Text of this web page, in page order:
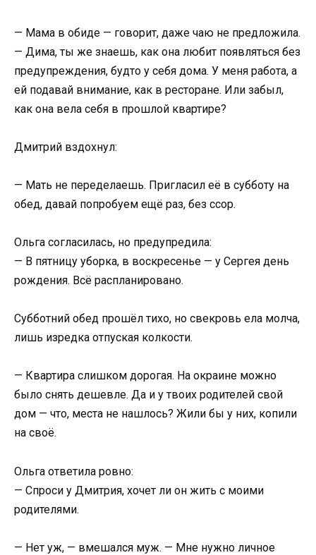
— Мама в обиде — говорит, даже чаю не предложила.
— Дима, ты же знаешь, как она любит появляться без
предупреждения, будто у себя дома. У меня работа, а
ей подавай внимание, как в ресторане. Или забыл,
как она вела себя в прошлой квартире?
Дмитрий вздохнул:
— Мать не переделаешь. Пригласил её в субботу на
обед, давай попробуем ещё раз, без ссор.
Ольга согласилась, но предупредила:
— В пятницу уборка, в воскресенье — у Сергея день
рождения. Всё распланировано.
Субботний обед прошёл тихо, но свекровь ела молча,
лишь изредка отпуская колкости.
— Квартира слишком дорогая. На окраине можно
было снять дешевле. Да и у твоих родителей свой
дом — что, места не нашлось? Жили бы у них, копили
на своё.
Ольга ответила ровно:
— Спроси у Дмитрия, хочет ли он жить с моими
родителями.
— Нет уж, — вмешался муж. — Мне нужно личное